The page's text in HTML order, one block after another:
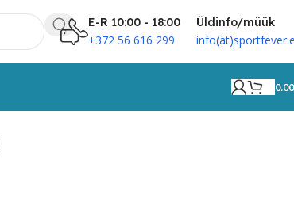
E-R 10:00 - 18:00
+372 56 616 299
Üldinfo/müük